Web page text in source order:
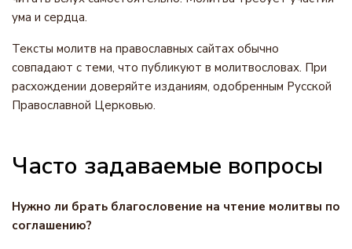
ума и сердца.
Тексты молитв на православных сайтах обычно
совпадают с теми, что публикуют в молитвословах. При
расхождении доверяйте изданиям, одобренным Русской
Православной Церковью.
Часто задаваемые вопросы
Нужно ли брать благословение на чтение молитвы по
соглашению?